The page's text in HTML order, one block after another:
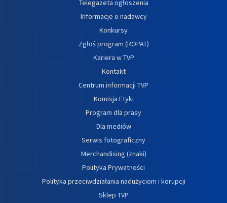
Telegazeta ogłoszenia
Informacje o nadawcy
Konkursy
Zgłoś program (ROPAT)
Kariera w TVP
Kontakt
Centrum informacji TVP
Komisja Etyki
Program dla prasy
Dla mediów
Serwis fotograficzny
Merchandising (znaki)
Polityka Prywatności
Polityka przeciwdziałania nadużyciom i korupcji
Sklep TVP